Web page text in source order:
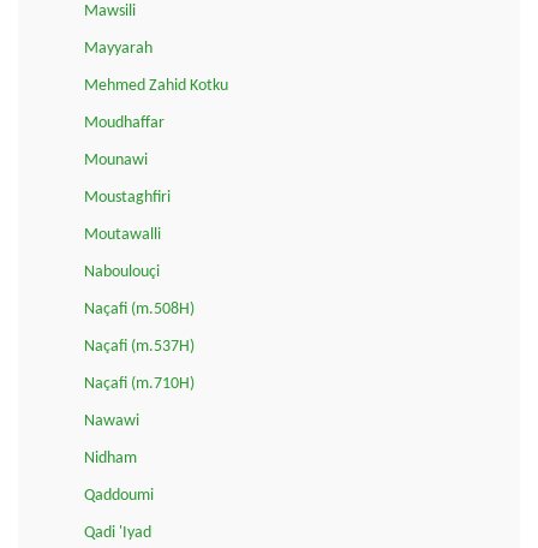
Mawsili
Mayyarah
Mehmed Zahid Kotku
Moudhaffar
Mounawi
Moustaghfiri
Moutawalli
Naboulouçi
Naçafi (m.508H)
Naçafi (m.537H)
Naçafi (m.710H)
Nawawi
Nidham
Qaddoumi
Qadi 'Iyad